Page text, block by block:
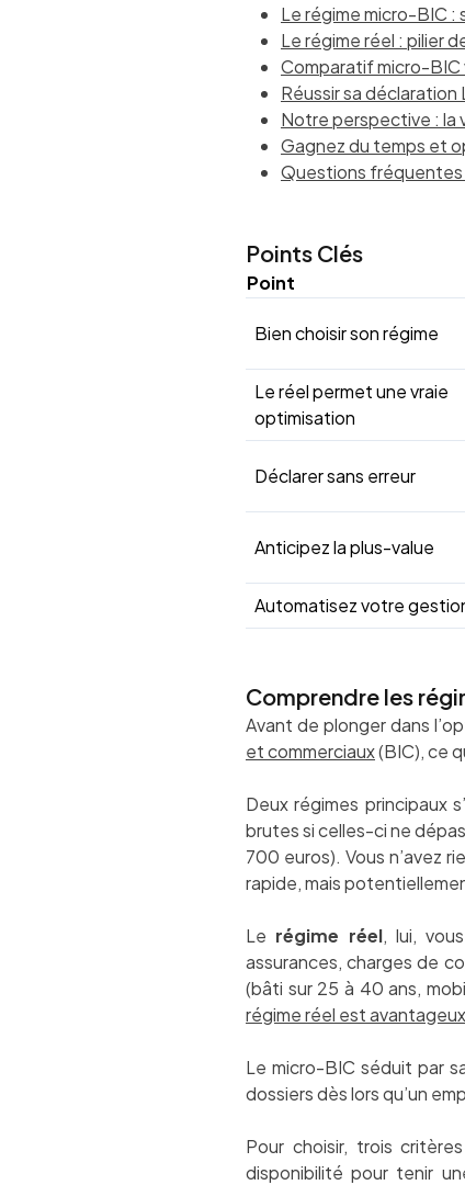
Le régime micro-BIC
Le régime réel : pilier
Comparatif micro-BIC
Réussir sa
Notre perspective : la
Gagnez du temps et
Questions fréquentes
Points Clés
Point
Bien choisir son régime
Le réel permet une vraie
optimisation
Déclarer sans erreur
Anticipez la plus-value
Automatisez votre
Comprendre les
Avant de plonger dans
et commerciaux(BIC), ce
Deux régimes principaux
brutes si celles-ci ne
700 euros). Vous n’avez
rapide, mais
Le régime réel, lui,
assurances, charges de
(bâti sur 25 à 40 ans,
régime réel est avantageux
Le micro-BIC séduit par
dossiers dès lors qu’un
Pour choisir, trois
disponibilité pour tenir